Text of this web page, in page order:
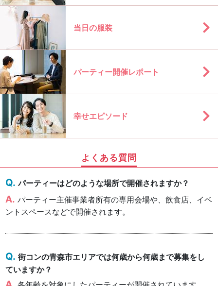
当日の服装
パーティー開催レポート
幸せエピソード
よくある質問
パーティーはどのような場所で開催されますか？
パーティー主催事業者所有の専用会場や、飲食店、イベ
ントスペースなどで開催されます。
街コンの青森市エリアでは何歳から何歳まで募集をし
ていますか？